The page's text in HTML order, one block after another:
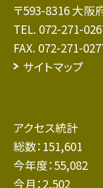
〒593-8316 大阪
TEL. 072-271-
FAX. 072-271-
サイトマップ
アクセス統計
総数： 151,601
今年度：55,082
今月：2,502